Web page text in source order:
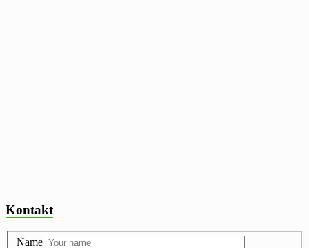
Kontakt
Name